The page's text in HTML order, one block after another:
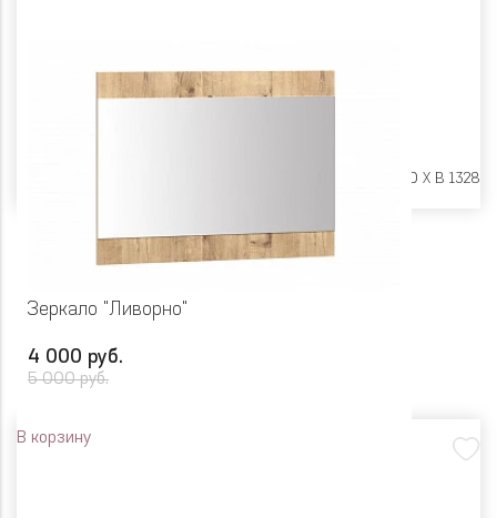
Ш 602 X Г 20 X В 1328
Зеркало "Ливорно"
4 000 руб.
5 000 руб.
В корзину